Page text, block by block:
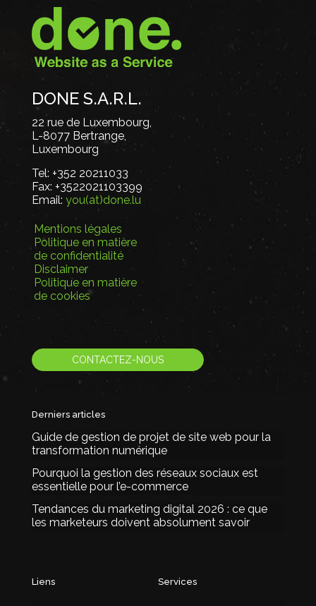
DONE S.A.R.L.
22 rue de Luxembourg,
L-8077 Bertrange,
Luxembourg
Tel: +352 20211033
Fax: +3522021103399
Email: you(at)done.lu
Mentions légales
Politique en matière
de confidentialité
Disclaimer
Politique en matière
de cookies
CONTACTEZ-NOUS
Derniers articles
Guide de gestion de projet de site web pour la
transformation numérique
Pourquoi la gestion des réseaux sociaux est
essentielle pour l’e-commerce
Tendances du marketing digital 2026 : ce que
les marketeurs doivent absolument savoir
Liens Services